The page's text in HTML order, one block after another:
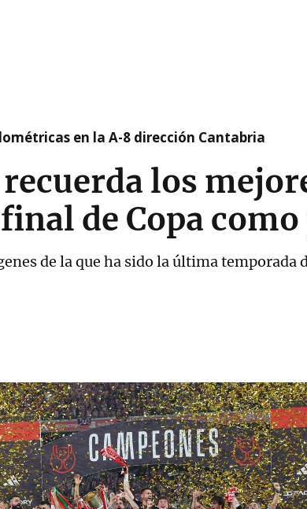
en la A-8 dirección Cantabria
los
de Copa
de la que ha sido la última